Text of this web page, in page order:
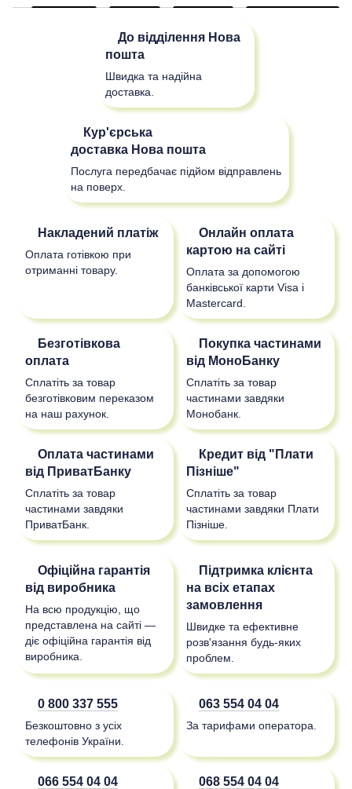
До відділення Нова
пошта
Швидка та надійна
доставка.
Кур'єрська
доставка Нова пошта
Послуга передбачає підйом відправлень
на поверх.
Накладений платіж
Оплата готівкою при
отриманні товару.
Онлайн оплата
картою на сайті
Оплата за допомогою
банківської карти Visa і
Mastercard.
Безготівкова
оплата
Сплатіть за товар
безготівковим переказом
на наш рахунок.
Покупка частинами
від МоноБанку
Сплатіть за товар
частинами завдяки
Монобанк.
Оплата частинами
від ПриватБанку
Сплатіть за товар
частинами завдяки
ПриватБанк.
Кредит від "Плати
Пізніше"
Сплатіть за товар
частинами завдяки Плати
Пізніше.
Офіційна гарантія
від виробника
На всю продукцію, що
представлена на сайті —
діє офіційна гарантія від
виробника.
Підтримка клієнта
на всіх етапах
замовлення
Швидке та ефективне
розв'язання будь-яких
проблем.
0 800 337 555
Безкоштовно з усіх
телефонів України.
063 554 04 04
За тарифами оператора.
066 554 04 04 068 554 04 04